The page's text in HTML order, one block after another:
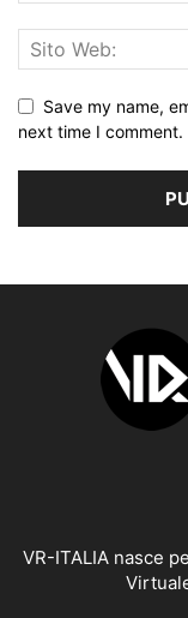
Save my name,
next time I comment.
VR-ITALIA nasce